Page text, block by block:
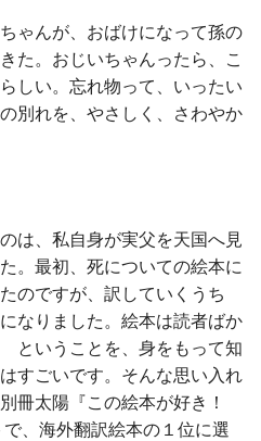
ゃんが、おばけになって孫の
た。おじいちゃんったら、こ
しい。忘れ物って、いったい
別れを、やさしく、さわやか
は、私自身が実父を天国へ見
。最初、死についての絵本に
のですが、訳していくうち
なりました。絵本は読者ばか
ということを、身をもって知
すごいです。そんな思い入れ
冊太陽『この絵本が好き！
、海外翻訳絵本の１位に選